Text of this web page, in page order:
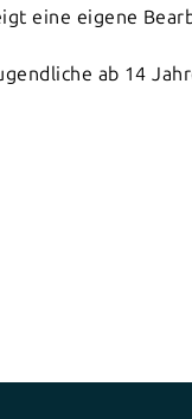
eine eigene
ab 14